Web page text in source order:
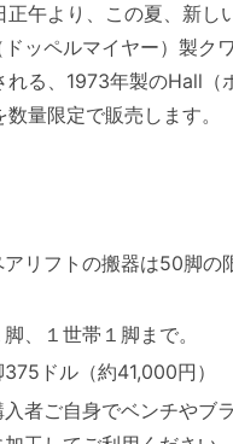
正午より、この夏、新し
ッペルマイヤー）製ク
れる、1973年製のHall（
量限定で販売します。
リフトの搬器は50脚の
、１世帯１脚まで。
ドル（約41,000円）
者ご自身でベンチやブ